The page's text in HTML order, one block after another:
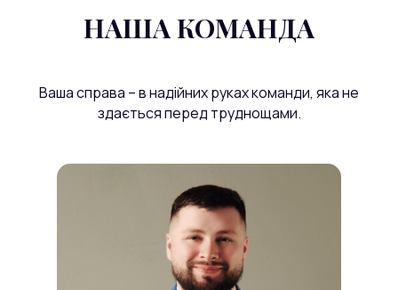
НАША КОМАНДА
Ваша справа – в надійних руках команди, яка не
здається перед труднощами.